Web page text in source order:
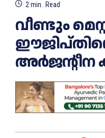
2 min. Read
വീണ്ടും
അർജന്റീന